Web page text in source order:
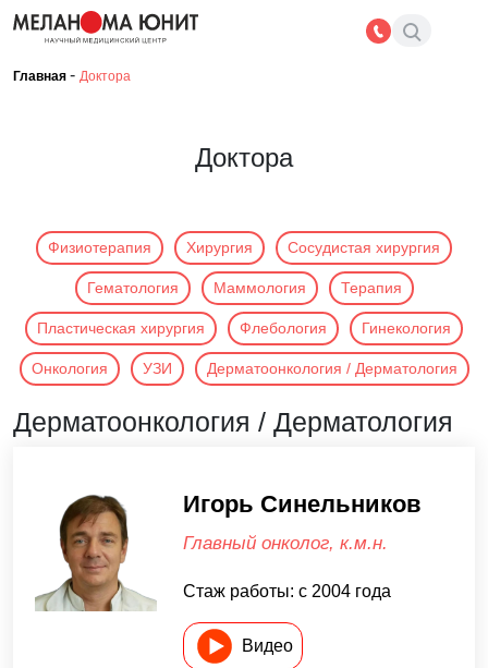
Главная - Доктора
Доктора
Физиотерапия Хирургия Сосудистая хирургия
Гематология Маммология Терапия
Пластическая хирургия Флебология Гинекология
Онкология УЗИ Дерматоонкология / Дерматология
Дерматоонкология / Дерматология
Игорь Синельников
Главный онколог, к.м.н.
Стаж работы: с 2004 года
Видео